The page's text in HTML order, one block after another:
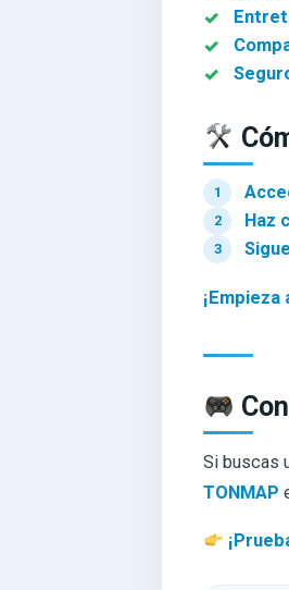
Haz
Si buscas
TONMAP